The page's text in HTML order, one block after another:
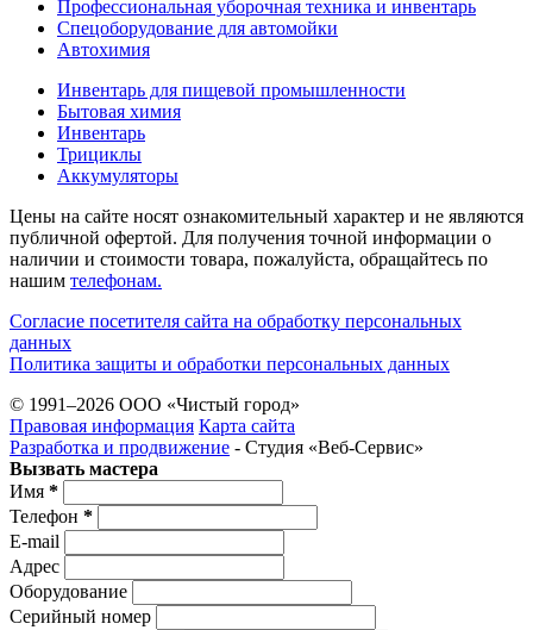
Профессиональная уборочная техника и инвентарь
Спецоборудование для автомойки
Автохимия
Инвентарь для пищевой промышленности
Бытовая химия
Инвентарь
Трициклы
Аккумуляторы
Цены на сайте носят ознакомительный характер и не являются
публичной офертой. Для получения точной информации о
наличии и стоимости товара, пожалуйста, обращайтесь по
нашим телефонам.
Согласие посетителя сайта на обработку персональных
данных
Политика защиты и обработки персональных данных
© 1991–2026 ООО «Чистый город»
Правовая информация Карта сайта
Разработка и продвижение - Студия «Веб-Cервис»
Вызвать мастера
Имя *
Телефон *
E-mail
Адрес
Оборудование
Серийный номер